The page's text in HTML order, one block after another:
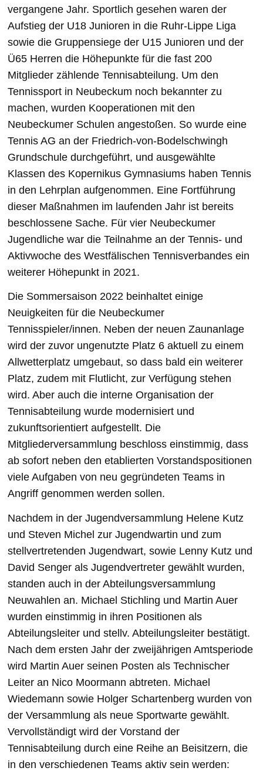
vergangene Jahr. Sportlich gesehen waren der
Aufstieg der U18 Junioren in die Ruhr-Lippe Liga
sowie die Gruppensiege der U15 Junioren und der
Ü65 Herren die Höhepunkte für die fast 200
Mitglieder zählende Tennisabteilung. Um den
Tennissport in Neubeckum noch bekannter zu
machen, wurden Kooperationen mit den
Neubeckumer Schulen angestoßen. So wurde eine
Tennis AG an der Friedrich-von-Bodelschwingh
Grundschule durchgeführt, und ausgewählte
Klassen des Kopernikus Gymnasiums haben Tennis
in den Lehrplan aufgenommen. Eine Fortführung
dieser Maßnahmen im laufenden Jahr ist bereits
beschlossene Sache. Für vier Neubeckumer
Jugendliche war die Teilnahme an der Tennis- und
Aktivwoche des Westfälischen Tennisverbandes ein
weiterer Höhepunkt in 2021.
Die Sommersaison 2022 beinhaltet einige
Neuigkeiten für die Neubeckumer
Tennisspieler/innen. Neben der neuen Zaunanlage
wird der zuvor ungenutzte Platz 6 aktuell zu einem
Allwetterplatz umgebaut, so dass bald ein weiterer
Platz, zudem mit Flutlicht, zur Verfügung stehen
wird. Aber auch die interne Organisation der
Tennisabteilung wurde modernisiert und
zukunftsorientiert aufgestellt. Die
Mitgliederversammlung beschloss einstimmig, dass
ab sofort neben den etablierten Vorstandspositionen
viele Aufgaben von neu gegründeten Teams in
Angriff genommen werden sollen.
Nachdem in der Jugendversammlung Helene Kutz
und Steven Michel zur Jugendwartin und zum
stellvertretenden Jugendwart, sowie Lenny Kutz und
David Senger als Jugendvertreter gewählt wurden,
standen auch in der Abteilungsversammlung
Neuwahlen an. Michael Stichling und Martin Auer
wurden einstimmig in ihren Positionen als
Abteilungsleiter und stellv. Abteilungsleiter bestätigt.
Nach dem ersten Jahr der zweijährigen Amtsperiode
wird Martin Auer seinen Posten als Technischer
Leiter an Nico Moormann abtreten. Michael
Wiedemann sowie Holger Schartenberg wurden von
der Versammlung als neue Sportwarte gewählt.
Vervollständigt wird der Vorstand der
Tennisabteilung durch eine Reihe an Beisitzern, die
in den verschiedenen Teams aktiv sein werden: